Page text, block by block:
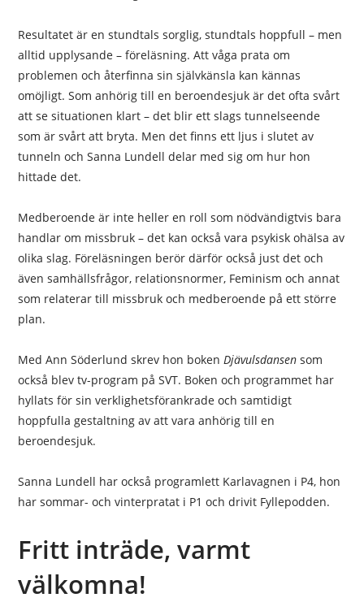
Resultatet är en stundtals sorglig, stundtals hoppfull – men
alltid upplysande – föreläsning. Att våga prata om
problemen och återfinna sin självkänsla kan kännas
omöjligt. Som anhörig till en beroendesjuk är det ofta svårt
att se situationen klart – det blir ett slags tunnelseende
som är svårt att bryta. Men det finns ett ljus i slutet av
tunneln och Sanna Lundell delar med sig om hur hon
hittade det.
Medberoende är inte heller en roll som nödvändigtvis bara
handlar om missbruk – det kan också vara psykisk ohälsa av
olika slag. Föreläsningen berör därför också just det och
även samhällsfrågor, relationsnormer, Feminism och annat
som relaterar till missbruk och medberoende på ett större
plan.
Med Ann Söderlund skrev hon boken Djävulsdansen som
också blev tv-program på SVT. Boken och programmet har
hyllats för sin verklighetsförankrade och samtidigt
hoppfulla gestaltning av att vara anhörig till en
beroendesjuk.
Sanna Lundell har också programlett Karlavagnen i P4, hon
har sommar- och vinterpratat i P1 och drivit Fyllepodden.
Fritt inträde, varmt
välkomna!